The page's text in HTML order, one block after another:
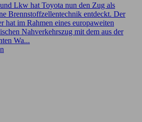
Lkw hat Toyota nun den Zug als
Brennstoffzellentechnik entdeckt. Der
hat im Rahmen eines europaweiten
Nahverkehrszug mit dem aus der
Wa...